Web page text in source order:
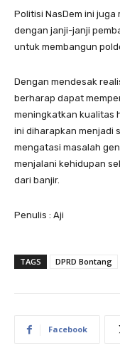
Politisi NasDem ini
dengan janji-janji
untuk membangun
Dengan mendesak
berharap dapat
meningkatkan kualitas
ini diharapkan menjadi
mengatasi masalah
menjalani kehidupan
dari banjir.
Penulis : Aji
TAGS DPRD Bontang
Facebook